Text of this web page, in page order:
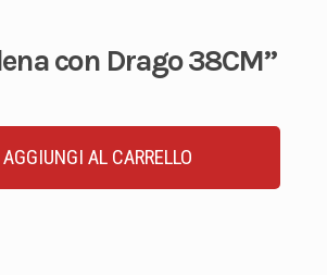
con Drago 38CM”
AGGIUNGI AL CARRELLO